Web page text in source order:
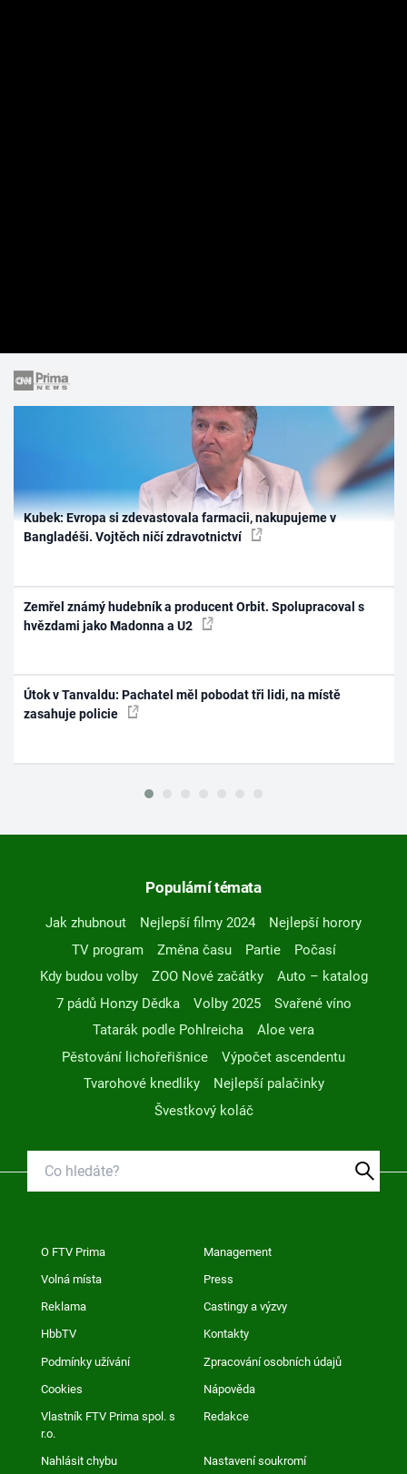
Kubek: Evropa si zdevastovala farmacii, nakupujeme v
Bangladéši. Vojtěch ničí zdravotnictví
Zemřel známý hudebník a producent Orbit. Spolupracoval s
hvězdami jako Madonna a U2
Útok v Tanvaldu: Pachatel měl pobodat tři lidi, na místě
zasahuje policie
Populární témata
Jak zhubnout Nejlepší filmy 2024
Nejlepší horory
TV program
Změna času Partie
Počasí
Kdy budou volby
ZOO Nové začátky
Auto – katalog
7 pádů Honzy Dědka
Volby 2025
Svařené víno
Tatarák podle Pohlreicha
Aloe vera
Pěstování lichořeřišnice
Výpočet ascendentu
Tvarohové knedlíky
Nejlepší palačinky
Švestkový koláč
O FTV Prima Management
Volná místa Press
Reklama Castingy a výzvy
HbbTV Kontakty
Podmínky užívání Zpracování osobních údajů
Cookies Nápověda
Vlastník FTV Prima spol. s
r.o.
Redakce
Nahlásit chybu Nastavení soukromí